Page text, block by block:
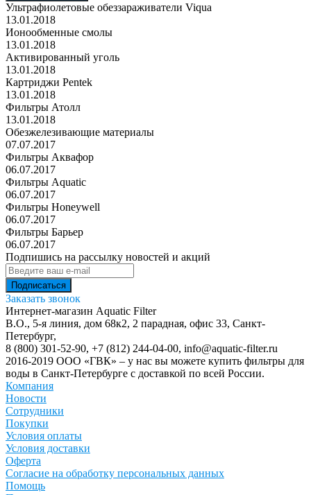
Ультрафиолетовые обеззараживатели Viqua
13.01.2018
Ионообменные смолы
13.01.2018
Активированный уголь
13.01.2018
Картриджи Pentek
13.01.2018
Фильтры Атолл
13.01.2018
Обезжелезивающие материалы
07.07.2017
Фильтры Аквафор
06.07.2017
Фильтры Aquatic
06.07.2017
Фильтры Honeywell
06.07.2017
Фильтры Барьер
06.07.2017
Подпишись на рассылку новостей и акций
Заказать звонок
Интернет-магазин Aquatic Filter
В.О., 5-я линия, дом 68к2, 2 парадная, офис 33, Санкт-
Петербург,
8 (800) 301-52-90, +7 (812) 244-04-00, info@aquatic-filter.ru
2016-2019 ООО «ГВК» – у нас вы можете купить фильтры для
воды в Санкт-Петербурге с доставкой по всей России.
Компания
Новости
Сотрудники
Покупки
Условия оплаты
Условия доставки
Оферта
Согласие на обработку персональных данных
Помощь